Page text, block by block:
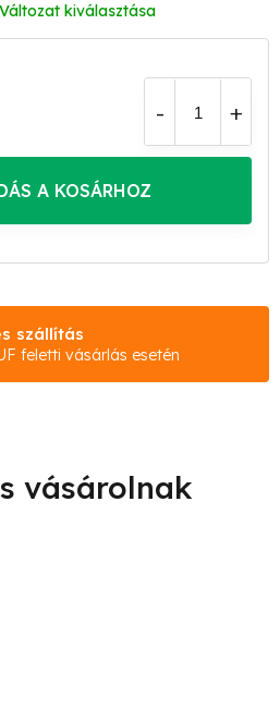
Változat kiválasztása
A KOSÁRHOZ
szállítás
feletti vásárlás esetén